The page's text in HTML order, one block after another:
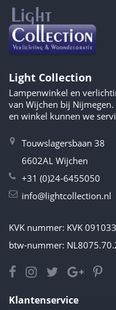
Light Collection
Lampenwinkel en
van Wijchen bij
en winkel kunnen we
Touwslagersbaan 38
6602AL Wijchen
+31 (0)24-6455050
info@lightcollection.nl
KVK nummer: KVK
btw-nummer:
Klantenservice